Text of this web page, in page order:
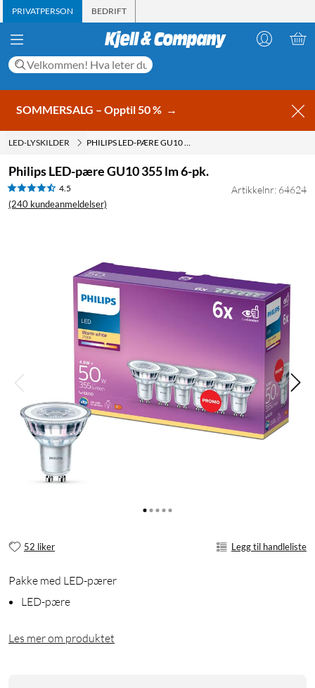
PRIVATPERSON BEDRIFT
SOMMERSALG – Opptil 50 % →
LED-LYSKILDER PHILIPS LED-PÆRE GU10 355 LM 6-PK.
Philips LED-pære GU10 355 lm 6-pk.
4.5
(240 kundeanmeldelser)
Artikkelnr: 64624
52 liker Legg til handleliste
Pakke med LED-pærer
LED-pære
Les mer om produktet